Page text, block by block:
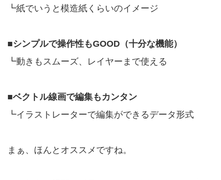
┗紙でいうと模造紙くらいのイメージ
■シンプルで操作性もGOOD（十分な機能）
┗動きもスムーズ、レイヤーまで使える
■ベクトル線画で編集もカンタン
┗イラストレーターで編集ができるデータ形式
まぁ、ほんとオススメですね。